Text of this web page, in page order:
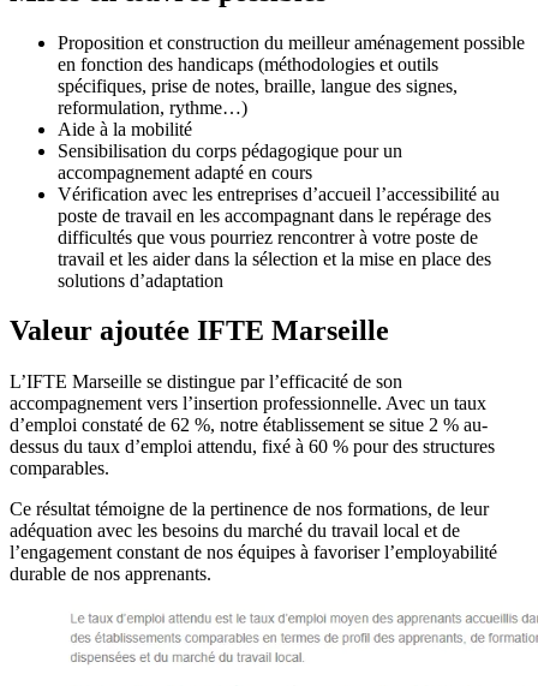
Proposition et construction du meilleur aménagement possible
en fonction des handicaps (méthodologies et outils
spécifiques, prise de notes, braille, langue des signes,
reformulation, rythme…)
Aide à la mobilité
Sensibilisation du corps pédagogique pour un
accompagnement adapté en cours
Vérification avec les entreprises d’accueil l’accessibilité au
poste de travail en les accompagnant dans le repérage des
difficultés que vous pourriez rencontrer à votre poste de
travail et les aider dans la sélection et la mise en place des
solutions d’adaptation
Valeur ajoutée IFTE Marseille
L’IFTE Marseille se distingue par l’efficacité de son
accompagnement vers l’insertion professionnelle. Avec un taux
d’emploi constaté de 62 %, notre établissement se situe 2 % au-
dessus du taux d’emploi attendu, fixé à 60 % pour des structures
comparables.
Ce résultat témoigne de la pertinence de nos formations, de leur
adéquation avec les besoins du marché du travail local et de
l’engagement constant de nos équipes à favoriser l’employabilité
durable de nos apprenants.